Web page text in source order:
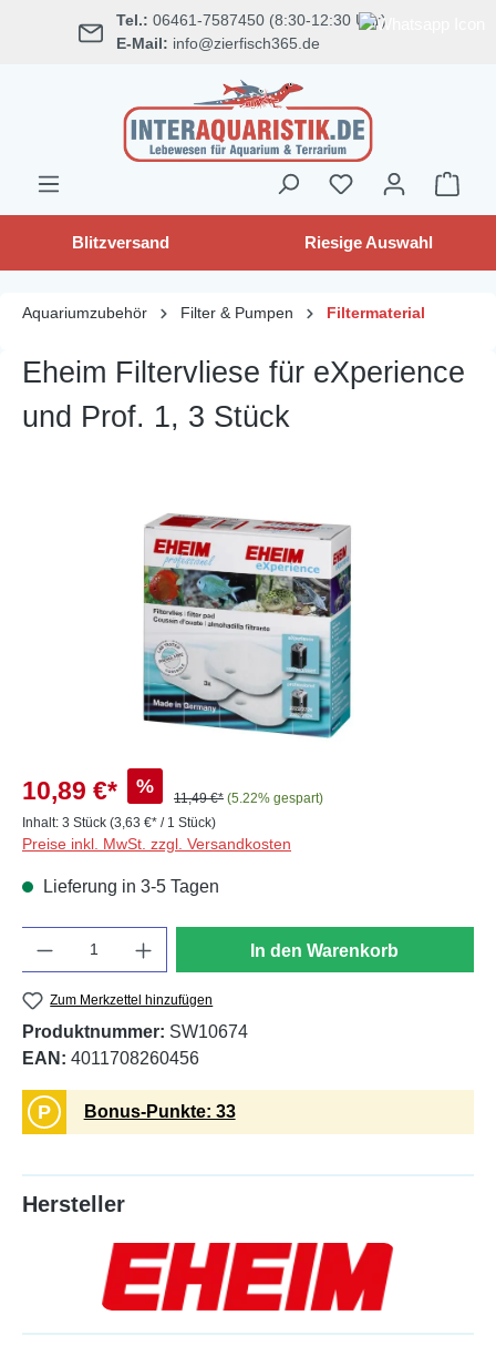
springen Tel.: 06461-7587450 (8:30-12:30 Uhr)
E-Mail: info@zierfisch365.de
Blitzversand Riesige Auswahl
Aquariumzubehör Filter & Pumpen Filtermaterial
Eheim Filtervliese für eXperience
und Prof. 1, 3 Stück
Bildergalerie überspringen
10,89 €* %
11,49 €* (5.22% gespart)
Inhalt: 3 Stück (3,63 €* / 1 Stück)
Preise inkl. MwSt. zzgl. Versandkosten
Lieferung in 3-5 Tagen
In den Warenkorb
Zum Merkzettel hinzufügen
Produktnummer: SW10674
EAN: 4011708260456
P Bonus-Punkte: 33
Hersteller